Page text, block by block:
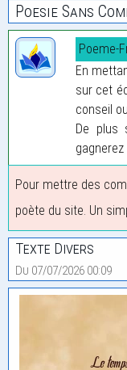
Poesie Sans
Poeme-
En
sur cet
conseil
De plus
gagnerez
Pour mettre des
poète du site. Un
Texte Divers
Du 07/07/2026 00:09